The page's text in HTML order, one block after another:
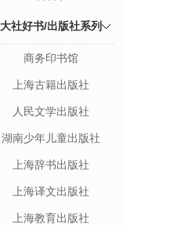
大社好书/出版社系列
商务印书馆
上海古籍出版社
人民文学出版社
湖南少年儿童出版社
上海辞书出版社
上海译文出版社
上海教育出版社